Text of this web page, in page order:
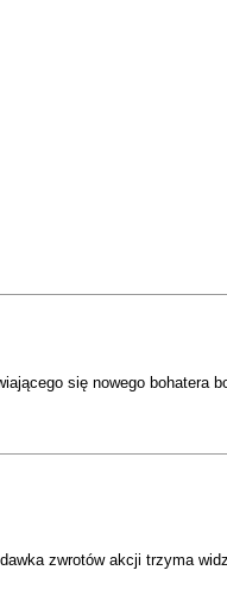
się nowego bohatera
zwrotów akcji trzyma